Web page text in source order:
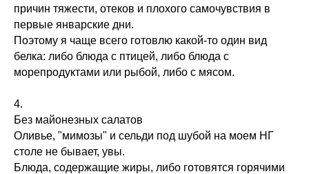
причин тяжести, отеков и плохого самочувствия в
первые январские дни.
Поэтому я чаще всего готовлю какой-то один вид
белка: либо блюда с птицей, либо блюда с
морепродуктами или рыбой, либо с мясом.
4.
Без майонезных салатов
Оливье, "мимозы" и сельди под шубой на моем НГ
столе не бывает, увы.
Блюда, содержащие жиры, либо готовятся горячими